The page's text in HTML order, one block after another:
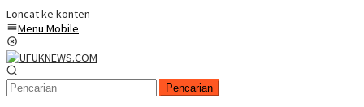
Loncat ke konten
Menu Mobile
Pencarian